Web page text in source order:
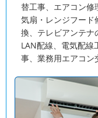
替工事、エアコン修
気扇・レンジフード
換、テレビアンテナ
LAN配線、電気配線
事、業務用エアコン